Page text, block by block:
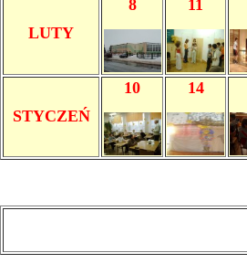
LUTY
8 11
STYCZEŃ
10 14